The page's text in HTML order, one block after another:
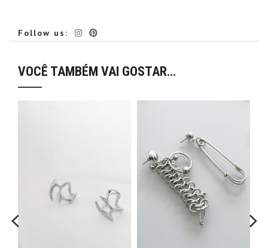
Follow us:
VOCÊ TAMBÉM VAI GOSTAR…